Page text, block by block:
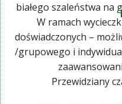
białego szaleństwa na
W ramach
doświadczonych –
/grupowego i
Przewidziany